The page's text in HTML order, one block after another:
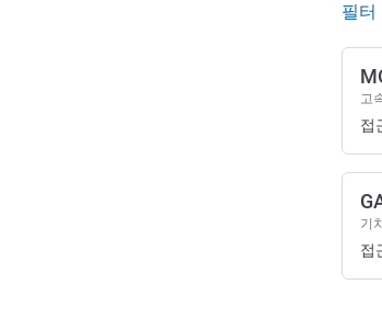
필터
고
접
기
접